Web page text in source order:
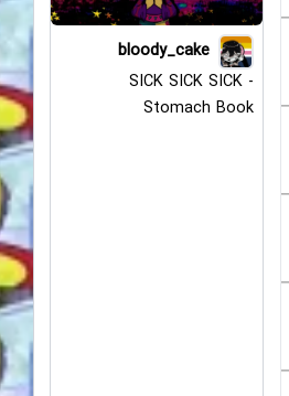
bloody_cake
SICK SICK SICK -
Stomach Book